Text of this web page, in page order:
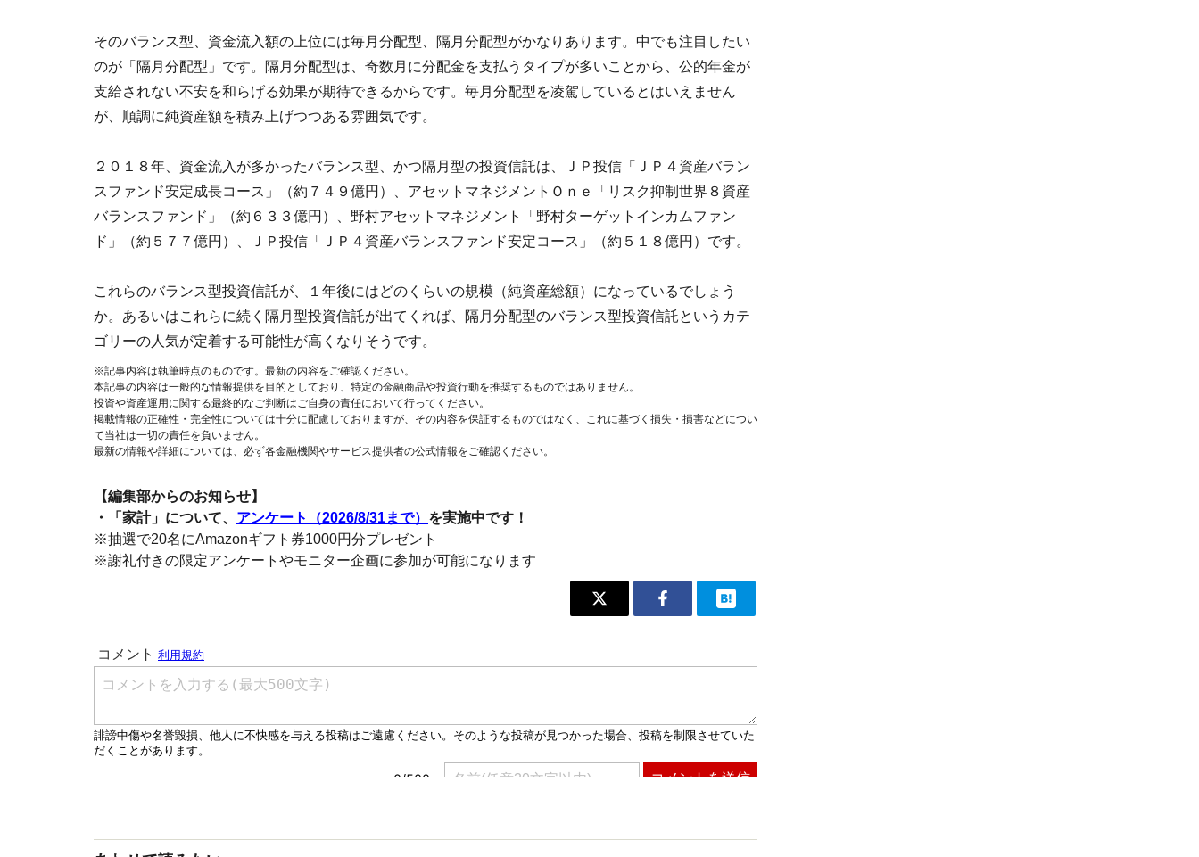
そのバランス型、資金流入額の上位には毎月分配型、隔月分配型がかなりあります。中でも注目したい
のが「隔月分配型」です。隔月分配型は、奇数月に分配金を支払うタイプが多いことから、公的年金が
支給されない不安を和らげる効果が期待できるからです。毎月分配型を凌駕しているとはいえません
が、順調に純資産額を積み上げつつある雰囲気です。
２０１８年、資金流入が多かったバランス型、かつ隔月型の投資信託は、ＪＰ投信「ＪＰ４資産バラン
スファンド安定成長コース」（約７４９億円）、アセットマネジメントＯｎｅ「リスク抑制世界８資産
バランスファンド」（約６３３億円）、野村アセットマネジメント「野村ターゲットインカムファン
ド」（約５７７億円）、ＪＰ投信「ＪＰ４資産バランスファンド安定コース」（約５１８億円）です。
これらのバランス型投資信託が、１年後にはどのくらいの規模（純資産総額）になっているでしょう
か。あるいはこれらに続く隔月型投資信託が出てくれば、隔月分配型のバランス型投資信託というカテ
ゴリーの人気が定着する可能性が高くなりそうです。
※記事内容は執筆時点のものです。最新の内容をご確認ください。
本記事の内容は一般的な情報提供を目的としており、特定の金融商品や投資行動を推奨するものではありません。
投資や資産運用に関する最終的なご判断はご自身の責任において行ってください。
掲載情報の正確性・完全性については十分に配慮しておりますが、その内容を保証するものではなく、これに基づく損失・損害などについ
て当社は一切の責任を負いません。
最新の情報や詳細については、必ず各金融機関やサービス提供者の公式情報をご確認ください。
【編集部からのお知らせ】
・「家計」について、 アンケート（2026/8/31まで） を実施中です！
※抽選で20名にAmazonギフト券1000円分プレゼント
※謝礼付きの限定アンケートやモニター企画に参加が可能になります